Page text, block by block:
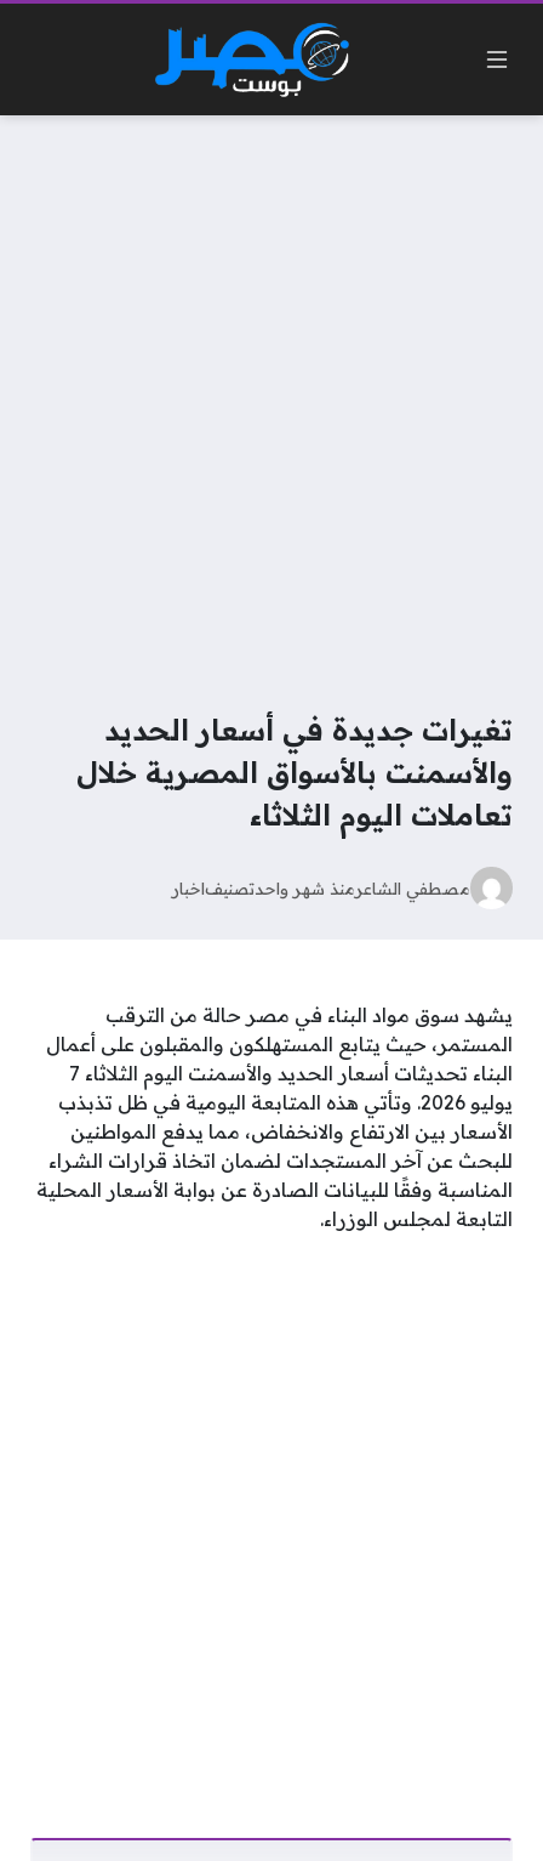
تغيرات جديدة في أسعار الحديد
والأسمنت بالأسواق المصرية خلال
تعاملات اليوم الثلاثاء
مصطفي الشاعرمنذ شهر واحدتصنيفاخبار
يشهد سوق مواد البناء في مصر حالة من الترقب
المستمر، حيث يتابع المستهلكون والمقبلون على أعمال
البناء تحديثات أسعار الحديد والأسمنت اليوم الثلاثاء 7
يوليو 2026. وتأتي هذه المتابعة اليومية في ظل تذبذب
الأسعار بين الارتفاع والانخفاض، مما يدفع المواطنين
للبحث عن آخر المستجدات لضمان اتخاذ قرارات الشراء
المناسبة وفقًا للبيانات الصادرة عن بوابة الأسعار المحلية
التابعة لمجلس الوزراء.